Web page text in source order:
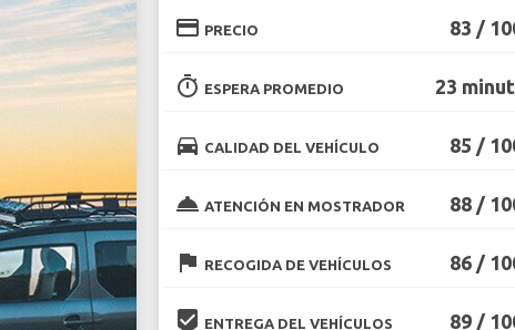
credit_card PRECIO 83 /
timer ESPERA PROMEDIO 23
directions_car CALIDAD DEL VEHÍCULO 85 /
room_service ATENCIÓN EN MOSTRADOR 88 /
flag RECOGIDA DE VEHÍCULOS 86 /
beenhere ENTREGA DEL VEHÍCULOS 89 /